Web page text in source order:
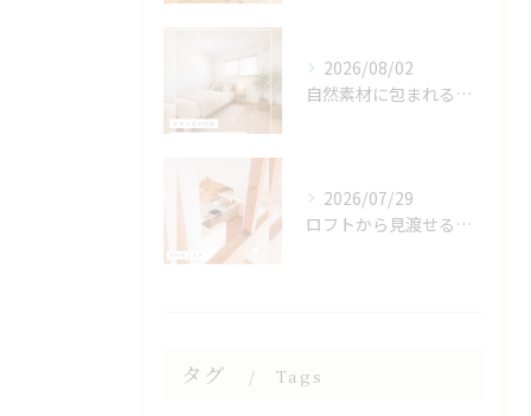
2026/08/02
自然素材に包まれる、心地よい寝室🌿
2026/07/29
ロフトから見渡せる、開放的なキッチン🌿
タグ Tags